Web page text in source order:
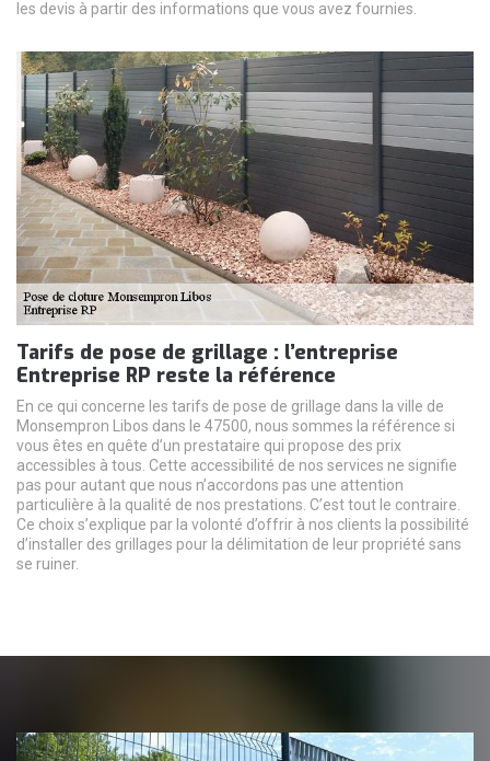
les devis à partir des informations que vous avez fournies.
Tarifs de pose de grillage : l’entreprise
Entreprise RP reste la référence
En ce qui concerne les tarifs de pose de grillage dans la ville de
Monsempron Libos dans le 47500, nous sommes la référence si
vous êtes en quête d’un prestataire qui propose des prix
accessibles à tous. Cette accessibilité de nos services ne signifie
pas pour autant que nous n’accordons pas une attention
particulière à la qualité de nos prestations. C’est tout le contraire.
Ce choix s’explique par la volonté d’offrir à nos clients la possibilité
d’installer des grillages pour la délimitation de leur propriété sans
se ruiner.